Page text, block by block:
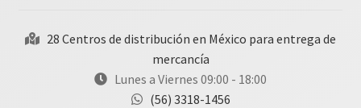
28 Centros de distribución en México para entrega de
mercancía
Lunes a Viernes 09:00 - 18:00
(56) 3318-1456